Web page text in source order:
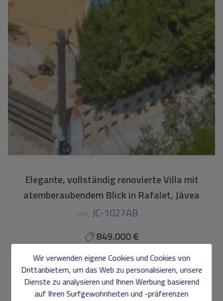
Elegante, vollständig renovierte Villa mit
atemberaubendem Blick in Rafalet, Jávea
Ref. JC-1027AB
849.000 €
299 m2 733 m2 5 4
VillainJávea - RAFALET
Wir verwenden eigene Cookies und Cookies von
Drittanbietern, um das Web zu personalisieren, unsere
Dienste zu analysieren und Ihnen Werbung basierend
auf Ihren Surfgewohnheiten und -präferenzen